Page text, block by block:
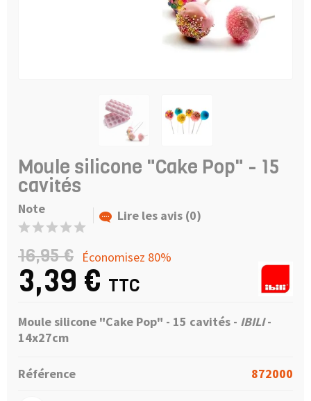
Moule silicone "Cake Pop" - 15
cavités
Note Lire les avis (0)
16,95 € Économisez 80%
3,39 € TTC
Moule silicone "Cake Pop" - 15 cavités - IBILI-
14x27cm
Référence 872000